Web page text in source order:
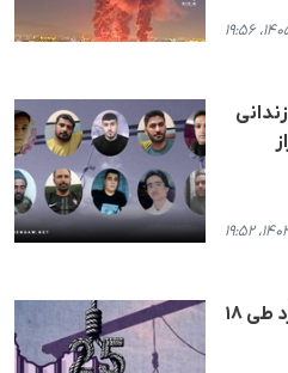
گزارشی از اجرای حکم اعدام ۲۱ زندانی
اجرای حکم اعدام ۲۵ زندانی کُرد طی ۱۸